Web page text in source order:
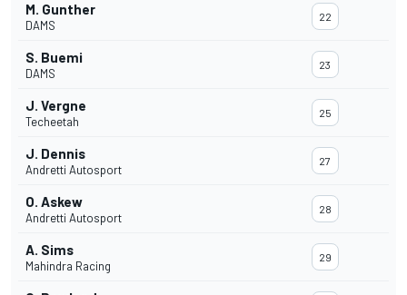
M. Gunther
DAMS
22
S. Buemi
DAMS
23
J. Vergne
Techeetah
25
J. Dennis
Andretti Autosport
27
O. Askew
Andretti Autosport
28
A. Sims
Mahindra Racing
29